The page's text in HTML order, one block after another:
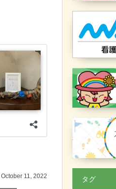
October 11 2022 タグ